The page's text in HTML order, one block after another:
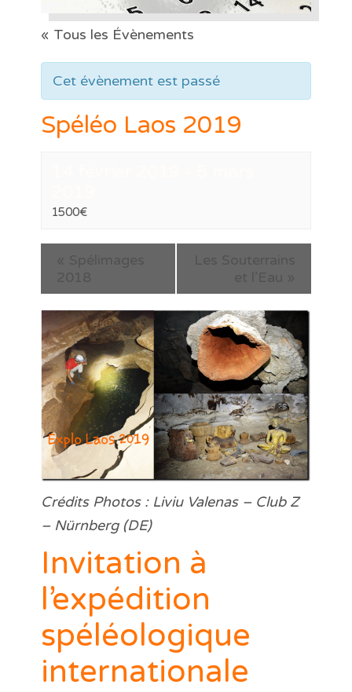
« Tous les Évènements
Cet évènement est passé
Spéléo Laos 2019
1500€
Crédits Photos : Liviu Valenas – Club Z
– Nürnberg (DE)
Invitation à
l’expédition
spéléologique
internationale